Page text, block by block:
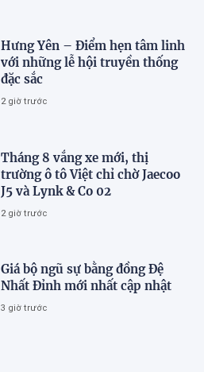
Hưng Yên – Điểm hẹn tâm linh
với những lễ hội truyền thống
đặc sắc
2 giờ trước
Tháng 8 vắng xe mới, thị
trường ô tô Việt chỉ chờ Jaecoo
J5 và Lynk & Co 02
2 giờ trước
Giá bộ ngũ sự bằng đồng Đệ
Nhất Đỉnh mới nhất cập nhật
3 giờ trước